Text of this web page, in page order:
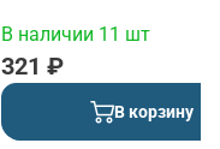
В наличии 11 шт
321 ₽
В корзину